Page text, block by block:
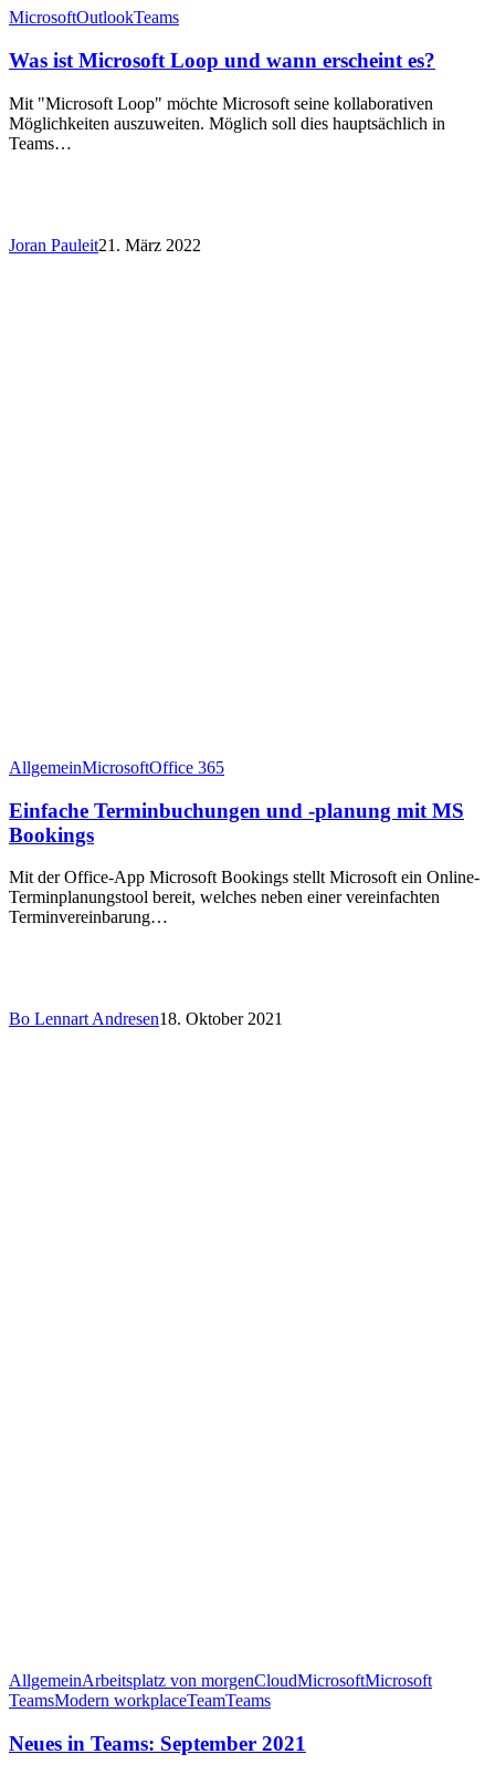
MicrosoftOutlookTeams
Was ist Microsoft Loop und wann erscheint es?
Mit "Microsoft Loop" möchte Microsoft seine kollaborativen
Möglichkeiten auszuweiten. Möglich soll dies hauptsächlich in
Teams…
Joran Pauleit21. März 2022
AllgemeinMicrosoftOffice 365
Einfache Terminbuchungen und -planung mit MS
Bookings
Mit der Office-App Microsoft Bookings stellt Microsoft ein Online-
Terminplanungstool bereit, welches neben einer vereinfachten
Terminvereinbarung…
Bo Lennart Andresen18. Oktober 2021
AllgemeinArbeitsplatz von morgenCloudMicrosoftMicrosoft
TeamsModern workplaceTeamTeams
Neues in Teams: September 2021